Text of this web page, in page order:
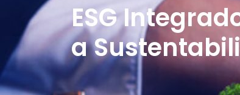
ESG
a